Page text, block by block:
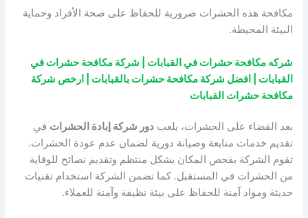
مكافحة هذه الحشرات ضرورية للحفاظ على صحة الأفراد وحماية
البيئة المحيطة.
شركه مكافحة حشرات في القبابات | شركة مكافحة حشرات في
القبابات | افضل شركة مكافحة حشرات بالقبابات | ارخص شركة
مكافحة حشرات القبابات
بعد القضاء على الحشرات، يلعبدور شركة إبادة الحشرات في
تقديم خدمات متابعة وصيانة دورية لضمان عدم عودة الحشرات.
تقوم الشركة بفحص المكان بشكل منتظم وتقديم نصائح للوقاية
من الحشرات في المستقبل. كما تضمن الشركة استخدام تقنيات
حديثة ومواد آمنة للحفاظ على بيئة نظيفة وآمنة للعملاء.